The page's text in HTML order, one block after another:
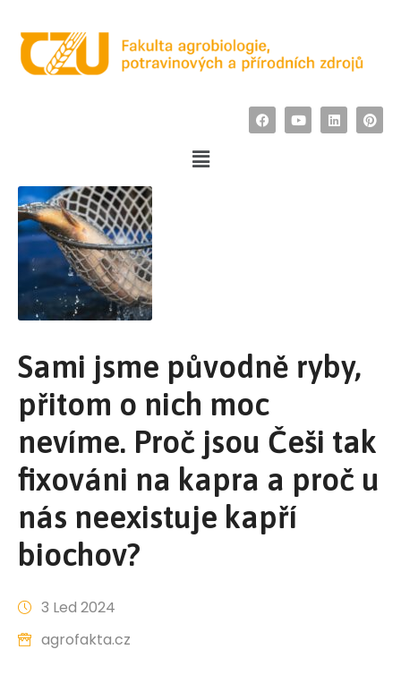
Sami jsme původně ryby,
přitom o nich moc
nevíme. Proč jsou Češi tak
fixováni na kapra a proč u
nás neexistuje kapří
biochov?
3 Led 2024
agrofakta.cz